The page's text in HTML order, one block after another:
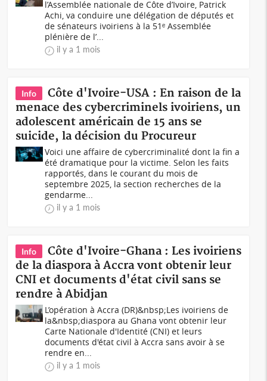
l’Assemblée nationale de Côte d’Ivoire, Patrick
Achi, va conduire une délégation de députés et
de sénateurs ivoiriens à la 51ᵉ Assemblée
plénière de l’...
il y a 1 mois
Info
Côte d'Ivoire-USA : En raison de la
menace des cybercriminels ivoiriens, un
adolescent américain de 15 ans se
suicide, la décision du Procureur
Voici une affaire de cybercriminalité dont la fin a
été dramatique pour la victime. Selon les faits
rapportés, dans le courant du mois de
septembre 2025, la section recherches de la
gendarme...
il y a 1 mois
Info
Côte d'Ivoire-Ghana : Les ivoiriens
de la diaspora à Accra vont obtenir leur
CNI et documents d'état civil sans se
rendre à Abidjan
L’opération à Accra (DR)&nbsp;Les ivoiriens de
la&nbsp;diaspora au Ghana vont obtenir leur
Carte Nationale d'Identité (CNI) et leurs
documents d'état civil à Accra sans avoir à se
rendre en...
il y a 1 mois